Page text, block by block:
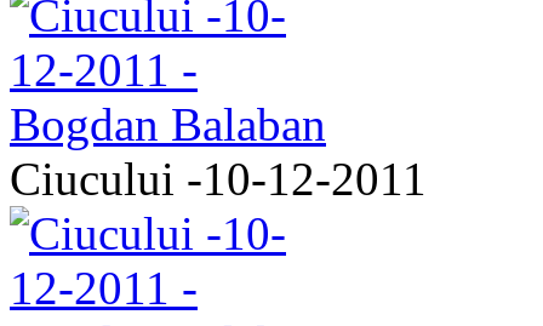
Ciucului -10-12-2011